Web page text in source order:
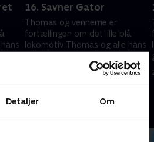
Detaljer Om
16. Savner Gator
Thomas og vennerne er
fortællingen om det lille blå
lokomotiv Thomas og alle hans
24. september 2023 • 10 min